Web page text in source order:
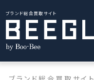
ブランド総合買取サイト